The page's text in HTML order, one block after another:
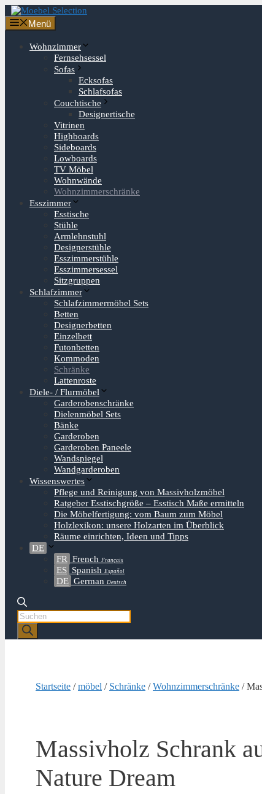
Zum
Inhalt
springen
Menü
Wohnzimmer
Fernsehsessel
Sofas
Ecksofas
Schlafsofas
Couchtische
Designertische
Vitrinen
Highboards
Sideboards
Lowboards
TV Möbel
Wohnwände
Wohnzimmerschränke
Esszimmer
Esstische
Stühle
Armlehnstuhl
Designerstühle
Esszimmerstühle
Esszimmersessel
Sitzgruppen
Schlafzimmer
Schlafzimmermöbel Sets
Betten
Designerbetten
Einzelbett
Futonbetten
Kommoden
Schränke
Lattenroste
Diele- / Flurmöbel
Garderobenschränke
Dielenmöbel Sets
Bänke
Garderoben
Garderoben Paneele
Wandspiegel
Wandgarderoben
Wissenswertes
Pflege und Reinigung von Massivholzmöbel
Ratgeber Esstischgröße – Esstisch Maße ermitteln
Die Möbelfertigung: vom Baum zum Möbel
Holzlexikon: unsere Holzarten im Überblick
Räume einrichten, Ideen und Tipps
DE
FR French Français
ES Spanish Español
DE German Deutsch
Products
search
Startseite /möbel / Schränke /Wohnzimmerschränke /
Massivholz Schrank
Nature Dream